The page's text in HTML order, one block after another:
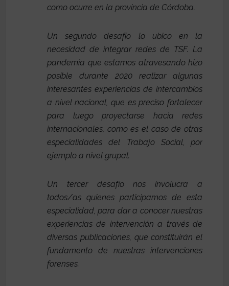
como ocurre en la provincia de Córdoba.
Un segundo desafío lo ubico en la
necesidad de integrar redes de TSF. La
pandemia que estamos atravesando hizo
posible durante 2020 realizar algunas
interesantes experiencias de intercambios
a nivel nacional, que es preciso fortalecer
para luego proyectarse hacia redes
internacionales, como es el caso de otras
especialidades del Trabajo Social, por
ejemplo a nivel grupal.
Un tercer desafío nos involucra a
todos/as quienes participamos de esta
especialidad, para dar a conocer nuestras
experiencias de intervención a través de
diversas publicaciones, que constituirán el
fundamento de nuestras intervenciones
forenses.